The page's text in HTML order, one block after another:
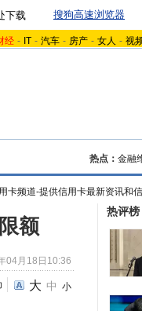
下载 搜狗高速浏览器
经 - IT - 汽车 - 房产 - 女人 - 视
热点： 金融
卡频道-提供信用卡最新资讯和
额
04月18日10:36
大 中 小
热评榜